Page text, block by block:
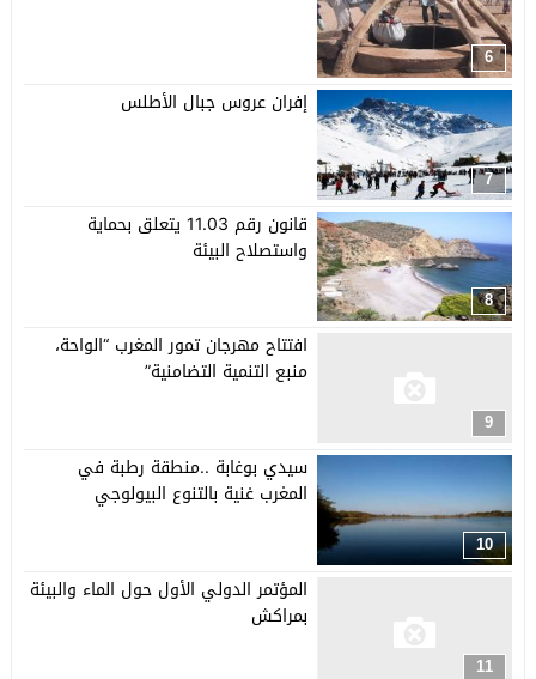
6
7
إفران عروس جبال الأطلس
8
قانون رقم 11.03 يتعلق بحماية
واستصلاح البيئة
9
افتتاح مهرجان تمور المغرب “الواحة،
منبع التنمية التضامنية”
10
سيدي بوغابة ..منطقة رطبة في
المغرب غنية بالتنوع البيولوجي
11
المؤتمر الدولي الأول حول الماء والبيئة
بمراكش